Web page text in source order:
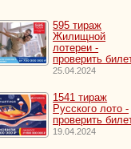
595 тираж
Жилищной
лотереи -
проверить
25.04.2024
1541 тираж
Русского лото -
проверить
19.04.2024